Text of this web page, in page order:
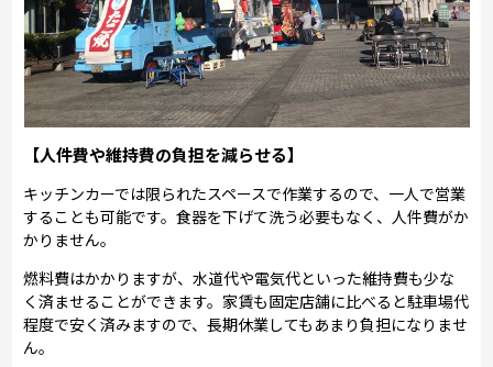
【人件費や維持費の負担を減らせる】
キッチンカーでは限られたスペースで作業するので、一人で営業
することも可能です。食器を下げて洗う必要もなく、人件費がか
かりません。
燃料費はかかりますが、水道代や電気代といった維持費も少な
く済ませることができます。家賃も固定店舗に比べると駐車場代
程度で安く済みますので、長期休業してもあまり負担になりませ
ん。